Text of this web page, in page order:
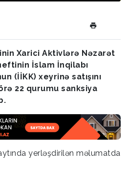
Xarici Aktivlərə Nəzarət
İslam İnqilabı
(İİKK) xeyrinə satışını
22 qurumu sanksiya
yerləşdirilən məlumatda